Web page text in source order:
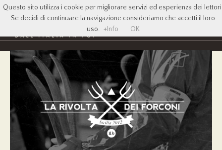
Questo sito utilizza i cookie per migliorare servizi ed esperienza dei
Se decidi di continuare la navigazione consideriamo che accetti il loro
uso. +Info OK